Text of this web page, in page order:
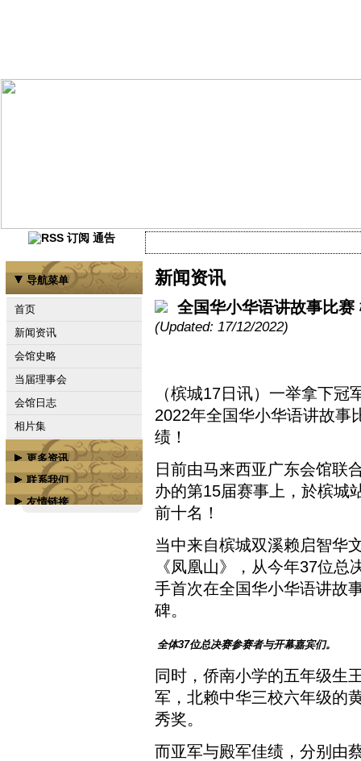
通告
导航菜单
首页
新闻资讯
会馆史略
当届理事会
会馆日志
相片集
更多资讯
属下会馆
联系我们
友情链接
新闻资讯
全国华小华语讲故事比
(Updated: 17/12/2022)
（槟城17日讯）一举拿下
2022年全国华小华语讲故事
绩！
日前由马来西亚广东会馆联
办的第15届赛事上，於槟城
前十名！
当中来自槟城双溪赖启智华
《凤凰山》，从今年37位
手首次在全国华小华语讲故
碑。
全体37位总决赛参赛者与开幕嘉宾们。
同时，侨南小学的五年级生
军，北赖中华三校六年级的
秀奖。
而亚军与殿军佳绩，分别由